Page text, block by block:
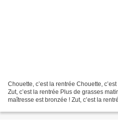
Chouette, c’est la rentrée Chouette,
Zut, c’est la rentrée Plus de grasses
maîtresse est bronzée ! Zut, c’est la